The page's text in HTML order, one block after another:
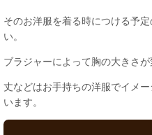
そのお洋服を着る時につける予
い。
ブラジャーによって胸の大きさが
丈などはお手持ちの洋服でイメ
います。